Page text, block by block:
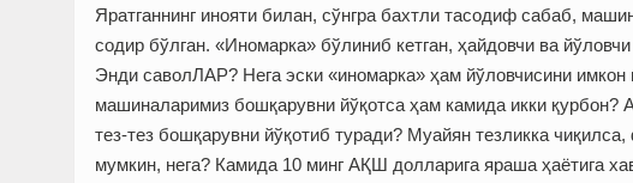
Яратганнинг инояти билан, сўнгра бахтли тасодиф сабаб,
содир бўлган. «Иномарка» бўлиниб кетган, ҳайдовчи ва
Энди саволЛАР? Нега эски «иномарка» ҳам йўловчисини
машиналаримиз бошқарувни йўқотса ҳам камида икки қурбон?
тез-тез бошқарувни йўқотиб туради? Муайян тезликка
мумкин, нега? Камида 10 минг АҚШ долларига яраша ҳаётига